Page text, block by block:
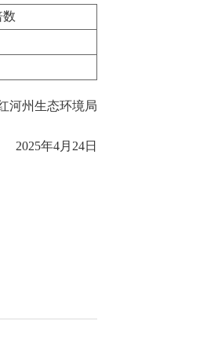
数
河州生态环境局
2025年4月24日